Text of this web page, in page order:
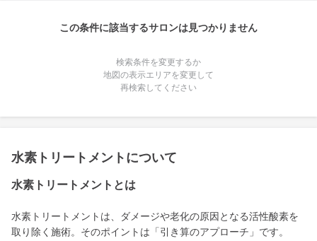
この条件に該当するサロンは見つかりません
検索条件を変更するか
地図の表示エリアを変更して
再検索してください
水素トリートメントについて
水素トリートメントとは
水素トリートメントは、ダメージや老化の原因となる活性酸素を
取り除く施術。そのポイントは「引き算のアプローチ」です。